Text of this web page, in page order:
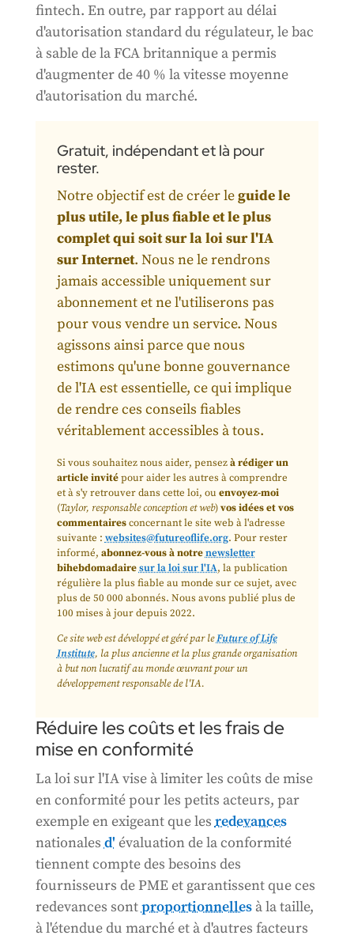
fintech. En outre, par rapport au délai
d'autorisation standard du régulateur, le bac
à sable de la FCA britannique a permis
d'augmenter de 40 % la vitesse moyenne
d'autorisation du marché.
Gratuit, indépendant et là pour
rester.
Notre objectif est de créer leguide le
plus utile, le plus fiable et le plus
complet qui soit sur la loi sur l'IA
sur Internet. Nous ne le rendrons
jamais accessible uniquement sur
abonnement et ne l'utiliserons pas
pour vous vendre un service. Nous
agissons ainsi parce que nous
estimons qu'une bonne gouvernance
de l'IA est essentielle, ce qui implique
de rendre ces conseils fiables
véritablement accessibles à tous.
Si vous souhaitez nous aider, pensezà rédiger un
article invitépour aider les autres à comprendre
et à s'y retrouver dans cette loi, ou envoyez-moi
(Taylor, responsable conception et web)vos idées et vos
commentairesconcernant le site web à l'adresse
suivante : websites@futureoflife.org. Pour rester
informé, abonnez-vous à notrenewsletter
bihebdomadairesur la loi sur l'IA, la publication
régulière la plus fiable au monde sur ce sujet, avec
plus de 50 000 abonnés. Nous avons publié plus de
100 mises à jour depuis 2022.
Ce site web est développé et géré par leFuture of Life
Institute, la plus ancienne et la plus grande organisation
à but non lucratif au monde œuvrant pour un
développement responsable de l'IA.
Réduire les coûts et les frais de
mise en conformité
La loi sur l'IA vise à limiter les coûts de mise
en conformité pour les petits acteurs, par
exemple en exigeant que les redevances
nationales d' évaluation de la conformité
tiennent compte des besoins des
fournisseurs de PME et garantissent que ces
redevances sontproportionnellesà la taille,
à l'étendue du marché et à d'autres facteurs